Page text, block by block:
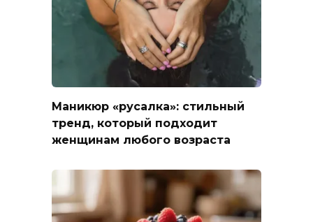
Маникюр «русалка»: стильный
тренд, который подходит
женщинам любого возраста